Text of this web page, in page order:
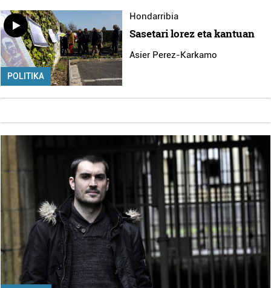
POLITIKA
Hondarribia
Sasetari lorez eta kantuan
Asier Perez-Karkamo